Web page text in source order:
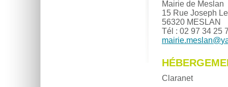
Mairie de Meslan
15 Rue Joseph
56320 MESLAN
Tél : 02 97 34 25
mairie.meslan@
Claranet